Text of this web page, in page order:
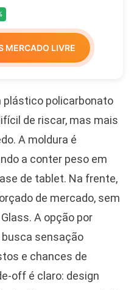
MERCADO LIVRE
plástico policarbonato
de riscar, mas mais
A moldura é
a conter peso em
de tablet. Na frente,
de mercado, sem
A opção por
sensação
e chances de
off é claro: design